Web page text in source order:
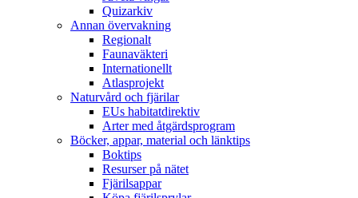
Quizarkiv
Annan övervakning
Regionalt
Faunaväkteri
Internationellt
Atlasprojekt
Naturvård och fjärilar
EUs habitatdirektiv
Arter med åtgärdsprogram
Böcker, appar, material och länktips
Boktips
Resurser på nätet
Fjärilsappar